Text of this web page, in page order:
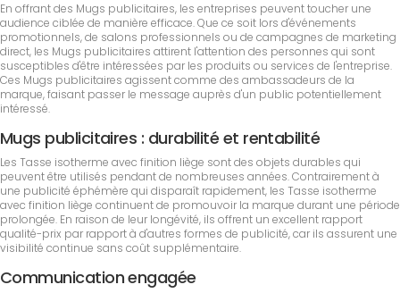
En offrant des Mugs publicitaires, les entreprises peuvent toucher une
audience ciblée de manière efficace. Que ce soit lors d'événements
promotionnels, de salons professionnels ou de campagnes de marketing
direct, les Mugs publicitaires attirent l'attention des personnes qui sont
susceptibles d'être intéressées par les produits ou services de l'entreprise.
Ces Mugs publicitaires agissent comme des ambassadeurs de la
marque, faisant passer le message auprès d'un public potentiellement
intéressé.
Mugs publicitaires : durabilité et rentabilité
Les Tasse isotherme avec finition liège sont des objets durables qui
peuvent être utilisés pendant de nombreuses années. Contrairement à
une publicité éphémère qui disparaît rapidement, les Tasse isotherme
avec finition liège continuent de promouvoir la marque durant une période
prolongée. En raison de leur longévité, ils offrent un excellent rapport
qualité-prix par rapport à d'autres formes de publicité, car ils assurent une
visibilité continue sans coût supplémentaire.
Communication engagée